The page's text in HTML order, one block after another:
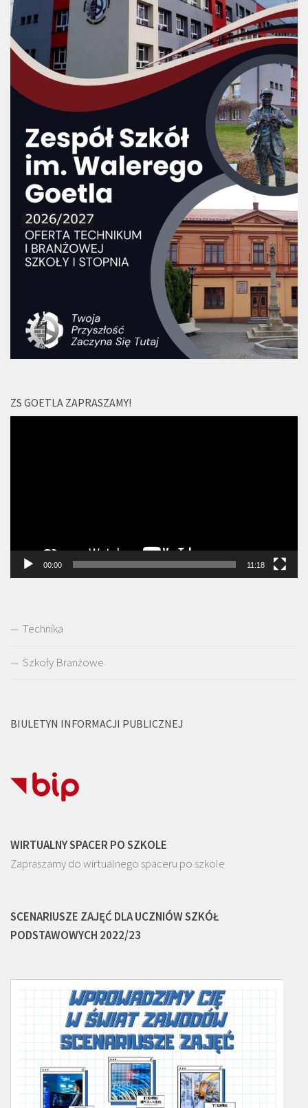
ZS GOETLA ZAPRASZAMY!
00:00 11:18
Technika
Szkoły Branżowe
BIULETYN INFORMACJI PUBLICZNEJ
WIRTUALNY SPACER PO SZKOLE
Zapraszamy do wirtualnego spaceru po szkole
SCENARIUSZE ZAJĘĆ DLA UCZNIÓW SZKÓŁ
PODSTAWOWYCH 2022/23